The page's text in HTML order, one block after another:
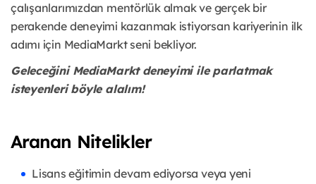
çalışanlarımızdan mentörlük almak ve gerçek bir
perakende deneyimi kazanmak istiyorsan kariyerinin ilk
adımı için MediaMarkt seni bekliyor.
Geleceğini MediaMarkt deneyimi ile parlatmak
isteyenleri böyle alalım!
Aranan Nitelikler
Lisans eğitimin devam ediyorsa veya yeni